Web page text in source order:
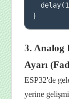
}
3. Analog
Ayarı
ESP32'de
yerine